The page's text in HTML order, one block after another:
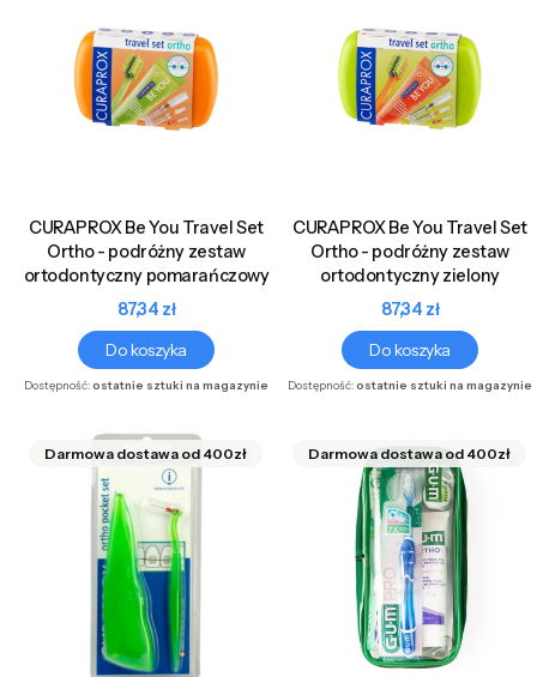
CURAPROX Be You Travel Set
Ortho - podróżny zestaw
ortodontyczny pomarańczowy
Cena
87,34 zł
Do koszyka
Dostępność:ostatnie sztuki na magazynie
CURAPROX Be You Travel Set
Ortho - podróżny zestaw
ortodontyczny zielony
Cena
87,34 zł
Do koszyka
Dostępność:ostatnie sztuki na magazynie